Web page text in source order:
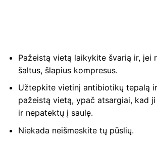
Pažeistą vietą laikykite švarią ir, jei
šaltus, šlapius kompresus.
Užtepkite vietinį antibiotikų tepalą
pažeistą vietą, ypač atsargiai, kad
ir nepatektų į saulę.
Niekada neišmeskite tų pūslių.